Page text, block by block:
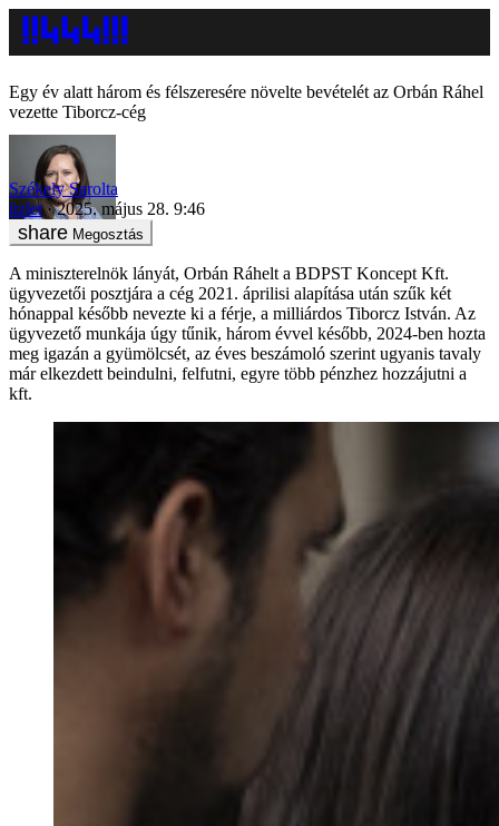
Egy év alatt három és félszeresére növelte bevételét az Orbán Ráhel
vezette Tiborcz-cég
Székely Sarolta
üzlet
2025. május 28. 9:46
Megosztás
A miniszterelnök lányát, Orbán Ráhelt a BDPST Koncept Kft.
ügyvezetői posztjára a cég 2021. áprilisi alapítása után szűk két
hónappal később nevezte ki a férje, a milliárdos Tiborcz István. Az
ügyvezető munkája úgy tűnik, három évvel később, 2024-ben hozta
meg igazán a gyümölcsét, az éves beszámoló szerint ugyanis tavaly
már elkezdett beindulni, felfutni, egyre több pénzhez hozzájutni a
kft.